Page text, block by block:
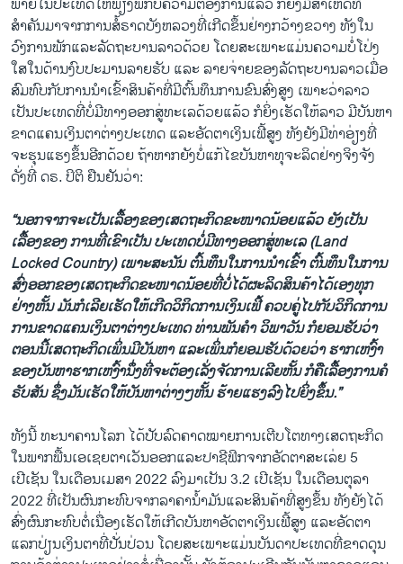
ສຳຄັນມາຈາກການສໍ້ຣາດບັງຫລວງທີ່ເກີດຂຶ້ນຢ່າງກວ້າງຂວາງ ທັງໃນ
ວົງການພັກແລະລັດຖະບານລາວດ້ວຍ ໂດຍ​ສະ​ເພາະ​ແມ່ນຄວາມບໍ່​ໂປ່ງ​
ໃສ​ໃນ​ດ້ານ​ງົບ​ປະ​ມານລາຍ​ຮັບ ແລະ ລາຍ​ຈ່າຍຂອງ​ລັດ​ຖະ​ບານ​ລາວເມື່ອ
ສົມທົບກັບການນຳເຂົ້າສິນຄ້າທີ່ມີຕົ້ນທຶນການຂົນສົ່ງສູງ ເພາະວ່າລາວ
ເປັນປະເທດທີ່ບໍ່ມີທາງອອກສູ່ທະເລດ້ວຍແລ້ວ ກໍຍິ່ງເຮັດໃຫ້ລາວ ມີບັນຫາ
ຂາດແຄນເງິນຕາຕ່າງປະເທດ ແລະອັດຕາເງິນເຟີ້ສູງ ທັງຍັງມີທ່າອ່ຽງທີ່
ຈະຮຸນແຮງຂຶ້ນອີກດ້ວຍ ຖ້າຫາກຍັງບໍ່ແກ້ໄຂບັນຫາທຸຈະລິດຢ່າງຈິງຈັງ
ດັ່ງທີ່ ດຣ. ປິຕິ ຢືນຢັນວ່າ:
“ນອກຈາກຈະເປັນເລື້ອງຂອງເສດຖະກິດຂະໜາດນ້ອຍແລ້ວ ຍັງເປັນ
ເລື້ອງຂອງ ການທີ່ເຂົາເປັນ ປະ​ເທດບໍ່​ມີ​ທາງ​ອອກ​ສູ່​ທະ​ເລ (Land
Locked Country) ເພາະສະນັນ ຕົ້ນທຶນໃນການນຳເຂົ້າ ຕົ້ນທຶນໃນການ
ສົ່ງອອກຂອງເສດຖະກິດຂະໜາດນ້ອຍທີ່ບໍ່ໄດ້ຜະລິດສິນຄ້າໄດ້ເອງທຸກ
ຢ່າງຫັ້ນ ມັນກໍເລີຍເຮັດໃຫ້ເກີດວິກິດການເງິນເຟີ້ ຄວບຄູ່ໄປກັບວິກິດການ
ການຂາດແຄນເງິນຕາຕ່າງປະເທດ ທ່ານພັນຄຳ ວິພາວັນ ກໍຍອມຮັບວ່າ
ຕອນນີ້ເສດຖະກິດເພິ່ນມີບັນຫາ ແລະເພິ່ນກໍຍອມຮັບດ້ວຍວ່າ ຮາກເຫງົ້າ
ຂອງບັນຫາຮາກເຫງົ້ານຶ່ງທີ່ຈະຕ້ອງເລັ່ງຈັດການເລີຍຫັ້ນ ກໍຄືເລື້ອງການຄໍ
ຣັບສັນ ຊຶ່ງມັນເຮັດໃຫ້ບັນຫາຕ່າງໆຫັ້ນ ຮ້າຍແຮງລົງໄປຍິ່ງຂຶ້ນ.”
ທັງນີ້ ທະນາຄານໂລກ ໄດ້ປັບລົດຄາດໝາຍການເຕີບໂຕທາງເສດຖະກິດ
ໃນພາກພື້ນເອເຊຍຕາເວັນອອກແລະປາຊີຟິກຈາກອັດຕາສະເລ່ຍ 5
ເປີເຊັນ ໃນເດືອນເມສາ 2022 ລົງມາເປັນ 3.2 ເປີເຊັນ ໃນເດືອນຕຸລາ
2022 ທີ່ເປັນຜົນກະທົບຈາກລາຄານ້ຳມັນແລະສິນຄ້າທີ່ສູງຂຶ້ນ ທັງຍັງໄດ້
ສົ່ງຜົນກະທົບຕໍ່ເນື່ອງເຮັດໃຫ້ເກີດບັນຫາອັດຕາເງິນເຟີ້ສູງ ແລະອັດຕາ
ແລກປ່ຽນເງິນຕາທີ່ປັ່ນປ່ວນ ໂດຍສະເພາະແມ່ນບັນດາປະເທດທີ່ຂາດດຸນ